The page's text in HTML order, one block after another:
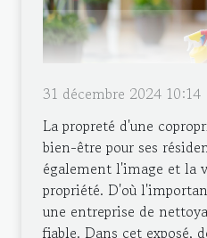
31 décembre 2024 10:14
La propreté d'une
bien-être pour ses
également l'image et la
propriété. D'où
une entreprise de
fiable. Dans cet exposé,